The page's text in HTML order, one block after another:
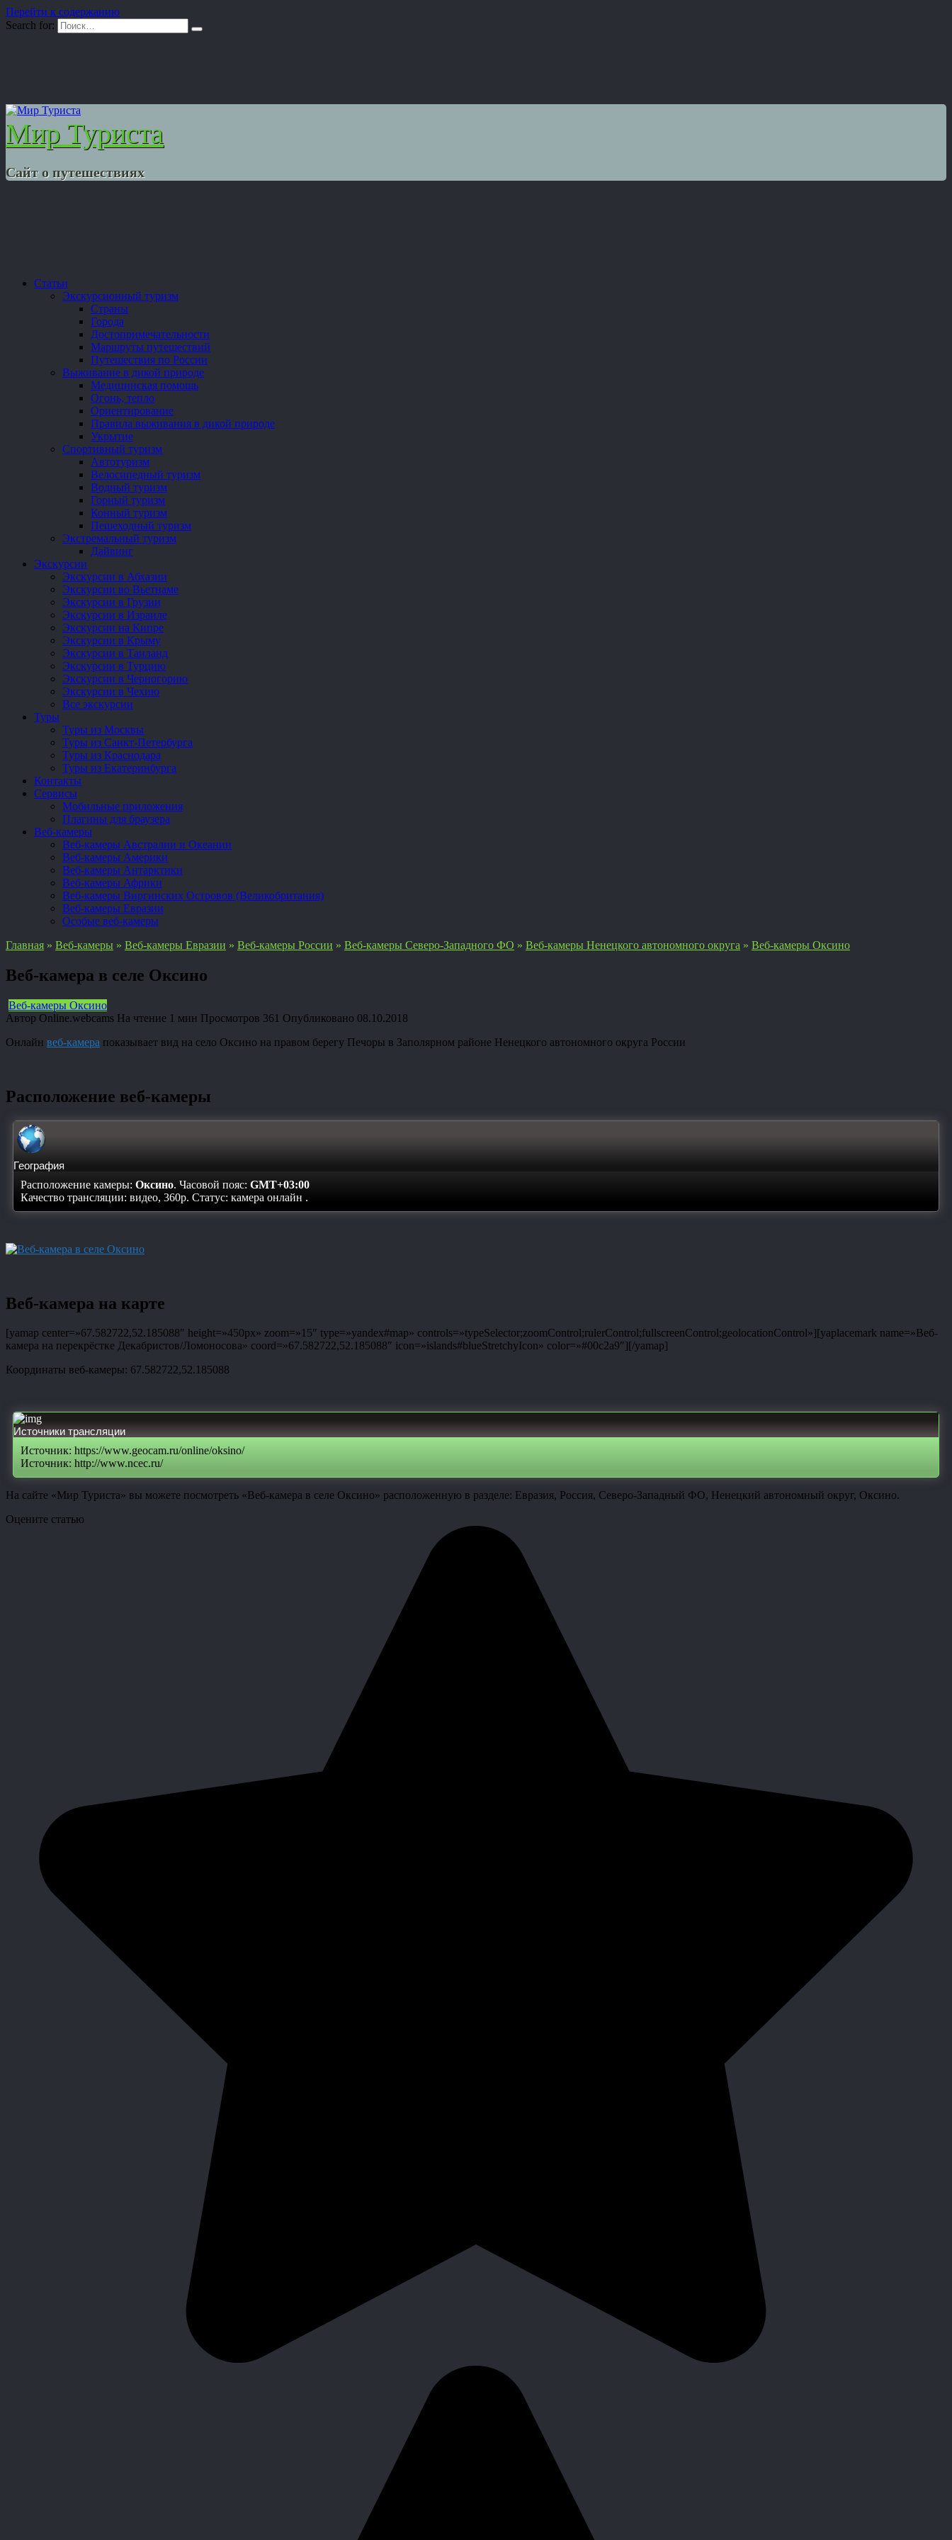
Перейти к содержанию
Search for:
Мир Туриста
Сайт о путешествиях
Статьи
Экскурсионный туризм
Страны
Города
Достопримечательности
Маршруты путешествий
Путешествия по России
Выживание в дикой природе
Медицинская помощь
Огонь, тепло
Ориентирование
Правила выживания в дикой природе
Укрытие
Спортивный туризм
Автотуризм
Велосипедный туризм
Водный туризм
Горный туризм
Конный туризм
Пешеходный туризм
Экстремальный туризм
Дайвинг
Экскурсии
Экскурсии в Абхазии
Экскурсии во Вьетнаме
Экскурсии в Грузии
Экскурсии в Израиле
Экскурсии на Кипре
Экскурсии в Крыму
Экскурсии в Таиланд
Экскурсии в Турцию
Экскурсии в Черногорию
Экскурсии в Чехию
Все экскурсии
Туры
Туры из Москвы
Туры из Санкт-Петербурга
Туры из Краснодара
Туры из Екатеринбурга
Контакты
Сервисы
Мобильные приложения
Плагины для браузера
Веб-камеры
Веб-камеры Австралии и Океании
Веб-камеры Америки
Веб-камеры Антарктики
Веб-камеры Африки
Веб-камеры Виргинских Островов (Великобритания)
Веб-камеры Евразии
Особые веб-камеры
Главная » Веб-камеры » Веб-камеры Евразии » Веб-камеры России » Веб-камеры Северо-Западного ФО » Веб-камеры Ненецкого автономного округа » Веб-камеры Оксино
Веб-камера в селе Оксино
Веб-камеры Оксино
Автор Online.webcams На чтение 1 мин Просмотров 361 Опубликовано 08.10.2018
Онлайн веб-камера показывает вид на село Оксино на правом берегу Печоры в Заполярном районе Ненецкого автономного округа России
Расположение веб-камеры
География
Расположение камеры: Оксино. Часовой пояс: GMT+03:00
Качество трансляции: видео, 360p. Статус: камера онлайн .
Веб-камера на карте
[yamap center=»67.582722,52.185088″ height=»450px» zoom=»15″ type=»yandex#map» controls=»typeSelector;zoomControl;rulerControl;fullscreenControl;geolocationControl»][yaplacemark name=»Веб-
камера на перекрёстке Декабристов/Ломоносова» coord=»67.582722,52.185088″ icon=»islands#blueStretchyIcon» color=»#00c2a9″][/yamap]
Координаты веб-камеры: 67.582722,52.185088
Источники трансляции
Источник: https://www.geocam.ru/online/oksino/
Источник: http://www.ncec.ru/
На сайте «Мир Туриста» вы можете посмотреть «Веб-камера в селе Оксино» расположенную в разделе: Евразия, Россия, Северо-Западный ФО, Ненецкий автономный округ, Оксино.
Оцените статью